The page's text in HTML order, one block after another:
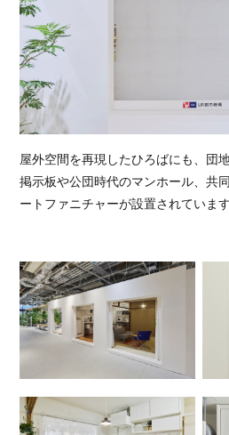
屋外空間を再現したひろばにも、団
掲示板や公団時代のマンホール、共
ートファニチャーが設置されています